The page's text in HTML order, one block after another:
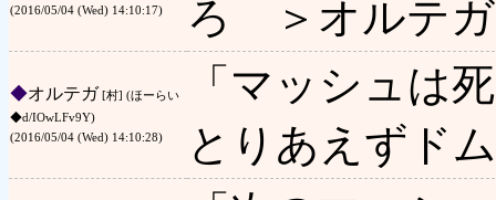
(2016/05/04 (Wed) 14:10:17) ろ ＞オルテ
◆オルテガ [村] (ほーらい
◆d/IOwLFv9Y)
(2016/05/04 (Wed) 14:10:28)
「マッシュは
とりあえずド